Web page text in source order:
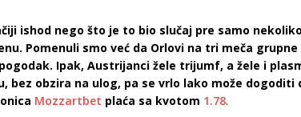
ishod nego što je to bio slučaj pre samo
Pomenuli smo već da Orlovi na tri meča
Ipak, Austrijanci žele trijumf, a žele i
bez obzira na ulog, pa se vrlo lako može
Mozzartbet plaća sa kvotom 1.78.